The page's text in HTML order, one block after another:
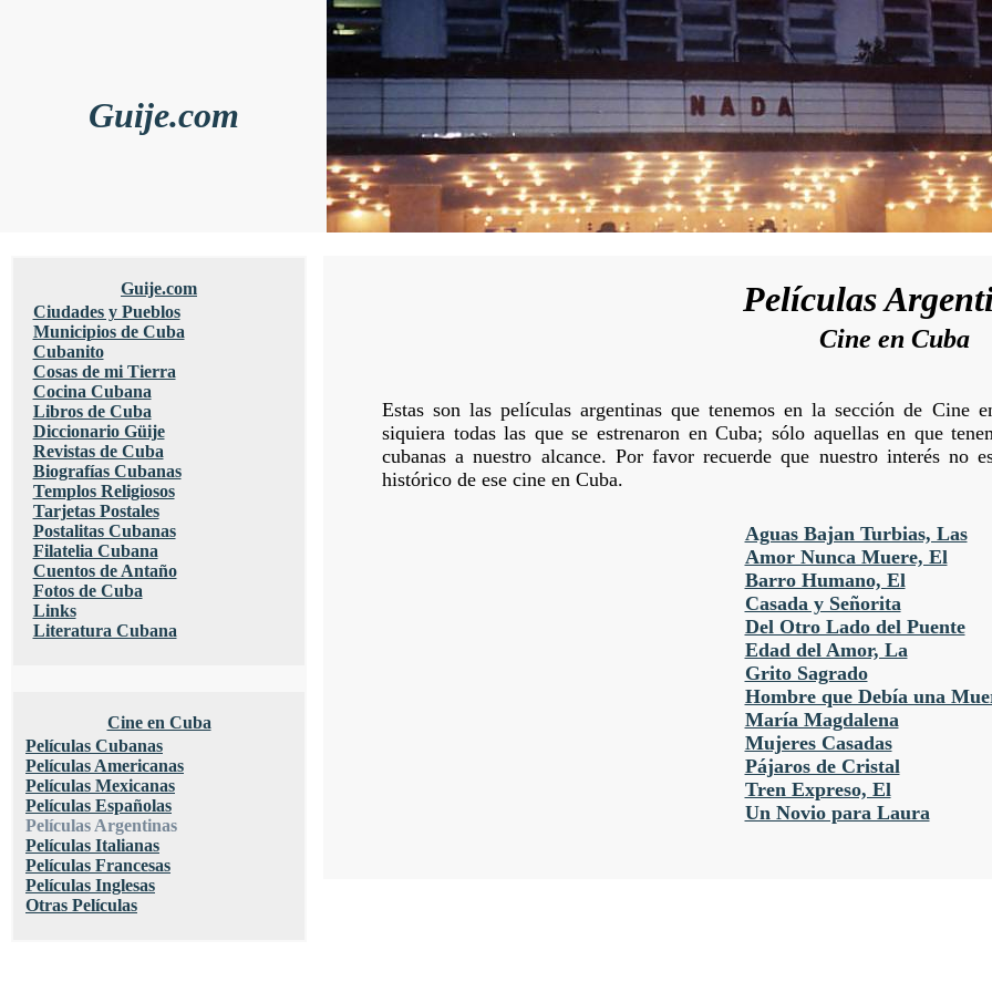
Guije.com
Guije.com
Ciudades y Pueblos
Municipios de Cuba
Cubanito
Cosas de mi Tierra
Cocina Cubana
Libros de Cuba
Diccionario Güije
Revistas de Cuba
Biografías Cubanas
Templos Religiosos
Tarjetas Postales
Postalitas Cubanas
Filatelia Cubana
Cuentos de Antaño
Fotos de Cuba
Links
Literatura Cubana
Cine en Cuba
Películas Cubanas
Películas Americanas
Películas Mexicanas
Películas Españolas
Películas Argentinas
Películas Italianas
Películas Francesas
Películas Inglesas
Otras Películas
Películas
Cine en Cuba
Estas son las películas argentinas que tenemos en la sección de Cine
siquiera todas las que se estrenaron en Cuba; sólo aquellas en que
cubanas a nuestro alcance. Por favor recuerde que nuestro interés
histórico de ese cine en Cuba.
Aguas Bajan Turbias, Las
Amor Nunca Muere, El
Barro Humano, El
Casada y Señorita
Del Otro Lado del Puente
Edad del Amor, La
Grito Sagrado
Hombre que Debía una
María Magdalena
Mujeres Casadas
Pájaros de Cristal
Tren Expreso, El
Un Novio para Laura